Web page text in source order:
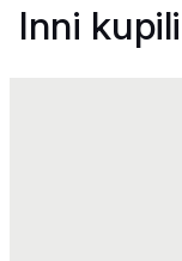
Inni